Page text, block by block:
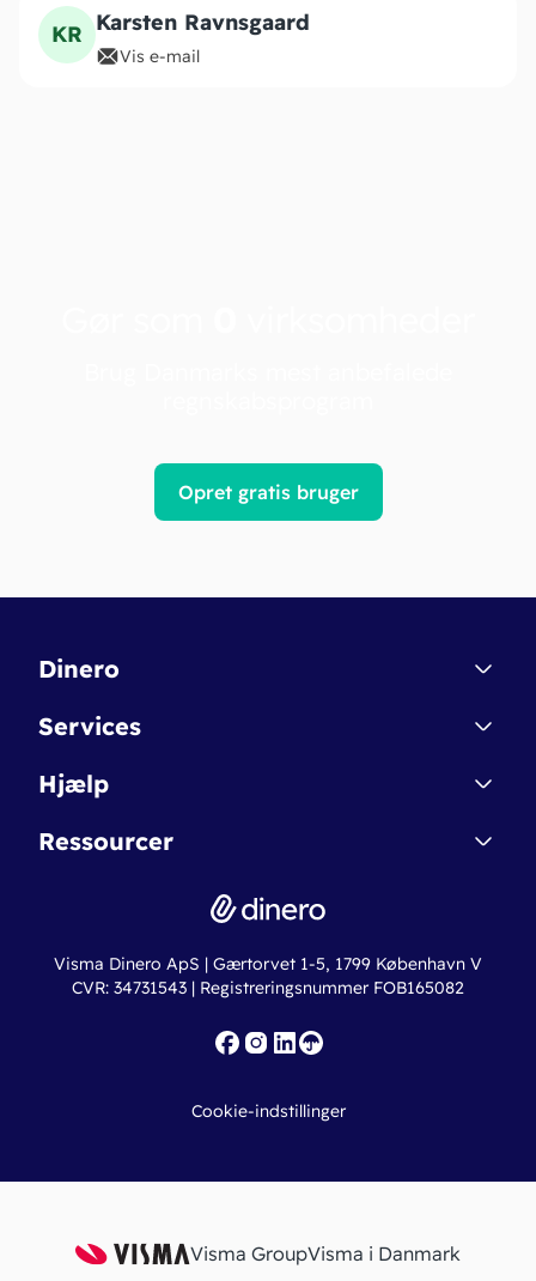
KR Karsten Ravnsgaard
Vis e-mail
Opret gratis bruger
Dinero
Kontakt
Betingelser & Sikkerhed
Nye funktioner
Services
Dinero Starter
Dinero Pro
Erhvervslån
Fakturaskabeloner
Hjælp
Regnskabsordbogen
Online regnskabskurser
Ressourcer
Ny virksomhed
Iværksætterlegat
Visma Dinero ApS | Gærtorvet 1-5, 1799 København V
CVR: 34731543 | Registreringsnummer FOB165082
Cookie-indstillinger
Visma GroupVisma i Danmark